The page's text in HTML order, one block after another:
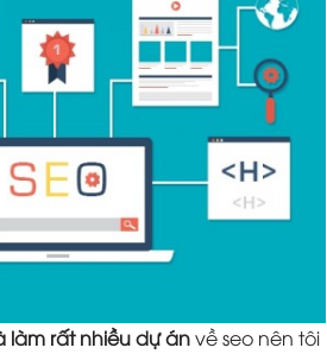
làm rất nhiều dự ánvề seo nên tôi